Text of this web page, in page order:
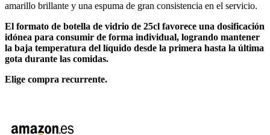
amarillo brillante y una espuma de gran consistencia en el servicio.
El formato de botella de vidrio de 25cl favorece una dosificación
idónea para consumir de forma individual, logrando mantener
la baja temperatura del líquido desde la primera hasta la última
gota durante las comidas.
Elige compra recurrente.